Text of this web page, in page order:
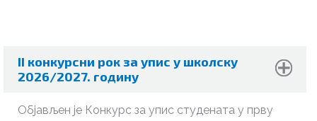
II конкурсни рок за упис у школску
2026/2027. годину
Објављен је Конкурс за упис студената у прву